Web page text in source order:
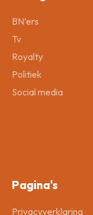
BN’ers
Tv
Royalty
Politiek
Social media
Pagina's
Privacyverklaring